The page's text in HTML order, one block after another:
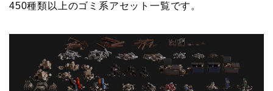
450種類以上のゴミ系アセット一覧です。